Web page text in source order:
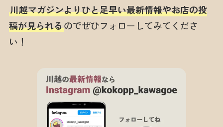
川越マガジンよりひと足早い最新情報やお店の投
稿が見られるのでぜひフォローしてみてくださ
い！